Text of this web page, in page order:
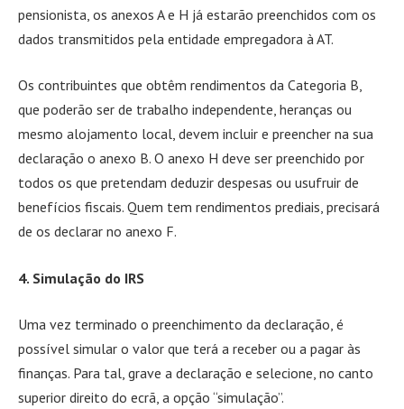
pensionista, os anexos A e H já estarão preenchidos com os
dados transmitidos pela entidade empregadora à AT.
Os contribuintes que obtêm rendimentos da Categoria B,
que poderão ser de trabalho independente, heranças ou
mesmo alojamento local, devem incluir e preencher na sua
declaração o anexo B. O anexo H deve ser preenchido por
todos os que pretendam deduzir despesas ou usufruir de
benefícios fiscais. Quem tem rendimentos prediais, precisará
de os declarar no anexo F.
4. Simulação do IRS
Uma vez terminado o preenchimento da declaração, é
possível simular o valor que terá a receber ou a pagar às
finanças. Para tal, grave a declaração e selecione, no canto
superior direito do ecrã, a opção “simulação”.